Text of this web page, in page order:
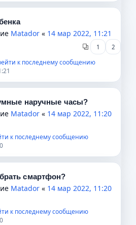
Matador « 14 мар 2022, 11:21
1 2
к последнему сообщению
наручные часы?
Matador « 14 мар 2022, 11:20
к последнему сообщению
смартфон?
Matador « 14 мар 2022, 11:20
к последнему сообщению